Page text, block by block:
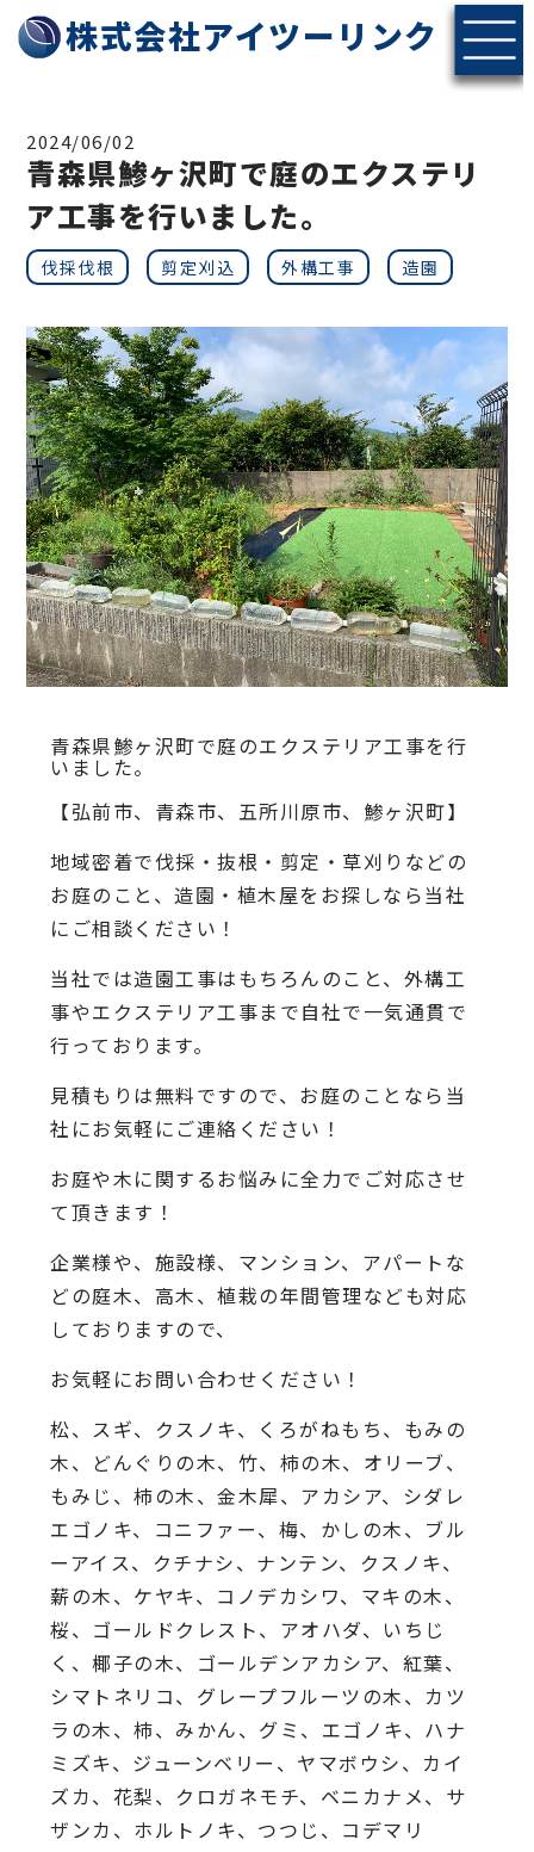
株式会社アイツーリンク
2024/06/02
青森県鯵ヶ沢町で庭のエクステリ
ア工事を行いました。
伐採伐根 剪定刈込 外構工事 造園
青森県鯵ヶ沢町で庭のエクステリア工事を行
いました。
【弘前市、青森市、五所川原市、鯵ヶ沢町】
地域密着で伐採・抜根・剪定・草刈りなどの
お庭のこと、造園・植木屋をお探しなら当社
にご相談ください！
当社では造園工事はもちろんのこと、外構工
事やエクステリア工事まで自社で一気通貫で
行っております。
見積もりは無料ですので、お庭のことなら当
社にお気軽にご連絡ください！
お庭や木に関するお悩みに全力でご対応させ
て頂きます！
企業様や、施設様、マンション、アパートな
どの庭木、高木、植栽の年間管理なども対応
しておりますので、
お気軽にお問い合わせください！
松、スギ、クスノキ、くろがねもち、もみの
木、どんぐりの木、竹、柿の木、オリーブ、
もみじ、柿の木、金木犀、アカシア、シダレ
エゴノキ、コニファー、梅、かしの木、ブル
ーアイス、クチナシ、ナンテン、クスノキ、
薪の木、ケヤキ、コノデカシワ、マキの木、
桜、ゴールドクレスト、アオハダ、いちじ
く、椰子の木、ゴールデンアカシア、紅葉、
シマトネリコ、グレープフルーツの木、カツ
ラの木、柿、みかん、グミ、エゴノキ、ハナ
ミズキ、ジューンベリー、ヤマボウシ、カイ
ズカ、花梨、クロガネモチ、ベニカナメ、サ
ザンカ、ホルトノキ、つつじ、コデマリ